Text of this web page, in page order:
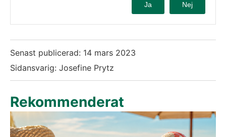
Ja Nej
Senast publicerad: 14 mars 2023
Sidansvarig: Josefine Prytz
Rekommenderat